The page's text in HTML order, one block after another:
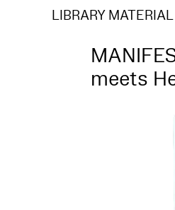
LIBRARY MATERIAL
meets